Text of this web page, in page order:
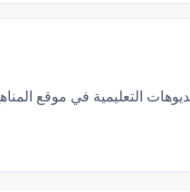
التعليمية في موقع